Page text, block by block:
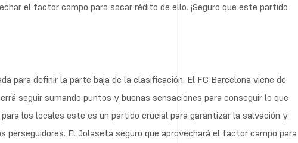
el factor campo para sacar rédito de ello. ¡Seguro que este partido
para definir la parte baja de la clasificación. El FC Barcelona viene de
seguir sumando puntos y buenas sensaciones para conseguir lo que
los locales este es un partido crucial para garantizar la salvación y
perseguidores. El Jolaseta seguro que aprovechará el factor campo para